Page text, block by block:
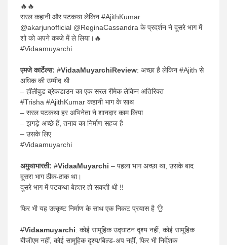
🔥🔥
सरल कहानी और पटकथा लेकिन #AjithKumar
@akarjunofficial @ReginaCassandra के प्रदर्शन ने दूसरे भाग में
शो को अपने कब्जे में ले लिया।🔥
#Vidaamuyarchi
एमजे कार्टेल्स: #VidaaMuyarchiReview: अच्छा है लेकिन #Ajith से
अधिक की उम्मीद थी
– हॉलीवुड ब्रेकडाउन का एक सरल रीमेक लेकिन अतिरिक्त
#Trisha #AjithKumar कहानी भाग के साथ
– सरल पटकथा हर अभिनेता ने शानदार काम किया
– झगड़े अच्छे हैं, तनाव का निर्माण सहज है
– उसके लिए
#Vidaamuyarchi
अमुथाभारती: #VidaaMuyarchi – पहला भाग अच्छा था, उसके बाद
दूसरा भाग ठीक-ठाक था।
दूसरे भाग में पटकथा बेहतर हो सकती थी !!
फिर भी यह उत्कृष्ट निर्माण के साथ एक निकट प्रयास है 👌
#Vidaamuyarchi: कोई सामूहिक उद्घाटन दृश्य नहीं, कोई सामूहिक
बीजीएम नहीं, कोई सामूहिक दृश्य/बिल्ड-अप नहीं, फिर भी निर्देशक